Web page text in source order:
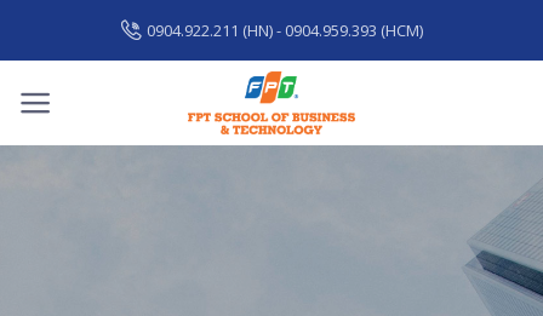
content
0904.922.211 (HN) - 0904.959.393 (HCM)